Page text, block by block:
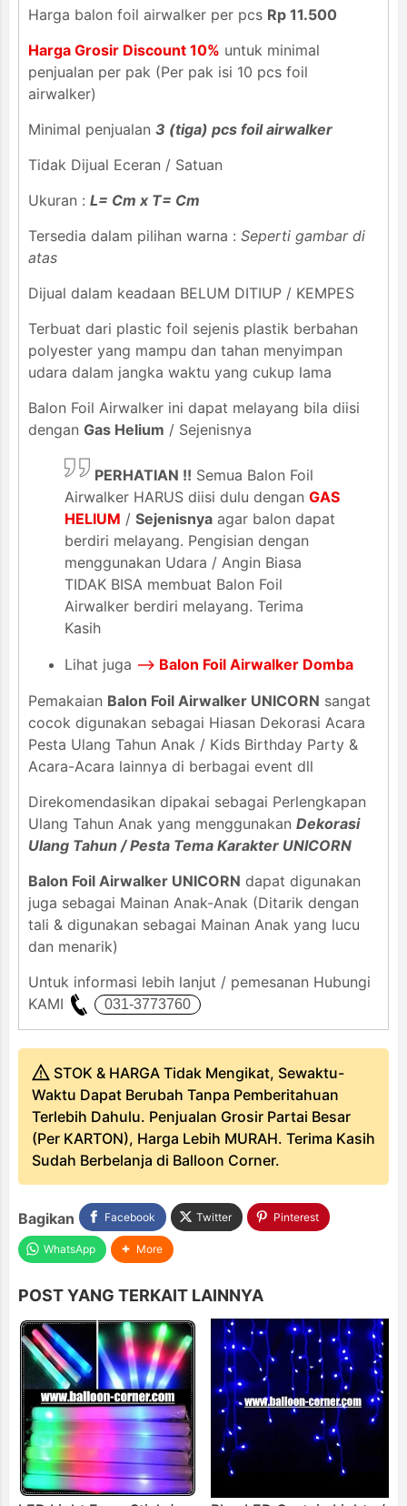
Harga balon foil airwalker per pcs Rp 11.500
Harga Grosir Discount 10% untuk minimal
penjualan per pak (Per pak isi 10 pcs foil
airwalker)
Minimal penjualan 3 (tiga) pcs foil airwalker
Tidak Dijual Eceran / Satuan
Ukuran : L= Cm x T= Cm
Tersedia dalam pilihan warna : Seperti gambar di
atas
Dijual dalam keadaan BELUM DITIUP / KEMPES
Terbuat dari plastic foil sejenis plastik berbahan
polyester yang mampu dan tahan menyimpan
udara dalam jangka waktu yang cukup lama
Balon Foil Airwalker ini dapat melayang bila diisi
dengan Gas Helium / Sejenisnya
PERHATIAN !! Semua Balon Foil
Airwalker HARUS diisi dulu dengan GAS
HELIUM / Sejenisnya agar balon dapat
berdiri melayang. Pengisian dengan
menggunakan Udara / Angin Biasa
TIDAK BISA membuat Balon Foil
Airwalker berdiri melayang. Terima
Kasih
Lihat juga --> Balon Foil Airwalker Domba
Pemakaian Balon Foil Airwalker UNICORN sangat
cocok digunakan sebagai Hiasan Dekorasi Acara
Pesta Ulang Tahun Anak / Kids Birthday Party &
Acara-Acara lainnya di berbagai event dll
Direkomendasikan dipakai sebagai Perlengkapan
Ulang Tahun Anak yang menggunakan Dekorasi
Ulang Tahun / Pesta Tema Karakter UNICORN
Balon Foil Airwalker UNICORN dapat digunakan
juga sebagai Mainan Anak-Anak (Ditarik dengan
tali & digunakan sebagai Mainan Anak yang lucu
dan menarik)
Untuk informasi lebih lanjut / pemesanan Hubungi
KAMI
STOK & HARGA Tidak Mengikat, Sewaktu-
Waktu Dapat Berubah Tanpa Pemberitahuan
Terlebih Dahulu. Penjualan Grosir Partai Besar
(Per KARTON), Harga Lebih MURAH. Terima Kasih
Sudah Berbelanja di Balloon Corner.
Bagikan Facebook Twitter Pinterest
WhatsApp More
POST YANG TERKAIT LAINNYA